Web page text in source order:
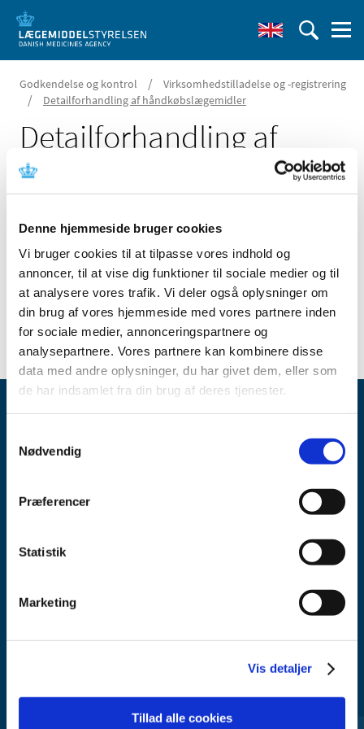
Denne hjemmeside bruger cookies
Vi bruger cookies til at tilpasse vores indhold og
annoncer, til at vise dig funktioner til sociale medier og til
at analysere vores trafik. Vi deler også oplysninger om
din brug af vores hjemmeside med vores partnere inden
for sociale medier, annonceringspartnere og
analysepartnere. Vores partnere kan kombinere disse
data med andre oplysninger, du har givet dem, eller som
de har indsamlet fra din brug af deres tjenester.
Nødvendig
Præferencer
Statistik
Marketing
Vis detaljer
Tillad alle cookies
Godkendelse og kontrol / Virksomhedstilladelse og -registrering
/ Detailforhandling af håndkøbslægemidler
Detailforhandling af
håndkøbslægemidler
Ansøgning om forhandling af håndkøbslægemidler og V-
mærkede lægemidler uden for apotek
Lægemiddelstyrelsen
2300 København S
Lægemiddelstyrelsen er en del af
44 88 95 95 (kl. 9 - 15)